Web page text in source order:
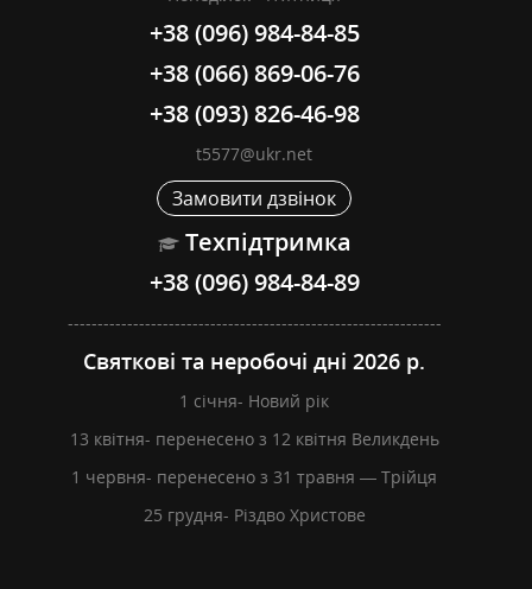
+38 (096) 984-84-85
+38 (066) 869-06-76
+38 (093) 826-46-98
t5577@ukr.net
Замовити дзвінок
Техпідтримка
+38 (096) 984-84-89
---------------------------------------------------------------
Святкові та неробочі дні 2026 р.
1 січня- Новий рік
13 квітня- перенесено з 12 квітня Великдень
1 червня- перенесено з 31 травня — Трійця
25 грудня- Різдво Христове